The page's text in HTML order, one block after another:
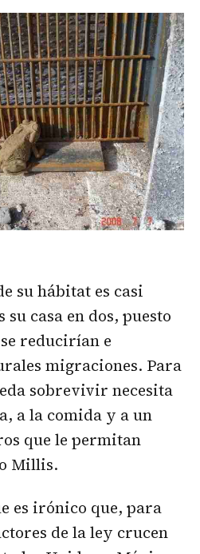
su hábitat es casi
casa en dos, puesto
reducirían e
migraciones. Para
sobrevivir necesita
a la comida y a un
que le permitan
Millis.
es irónico que, para
de la ley crucen